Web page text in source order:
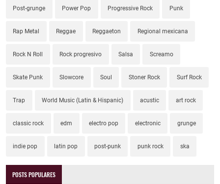
Post-grunge Power Pop Progressive Rock Punk
Rap Metal Reggae Reggaeton Regional mexicana
Rock N Roll Rock progresivo Salsa Screamo
Skate Punk Slowcore Soul Stoner Rock Surf Rock
Trap World Music (Latin & Hispanic) acustic art rock
classic rock edm electro pop electronic grunge
indie pop latin pop post-punk punk rock ska
POSTS POPULARES